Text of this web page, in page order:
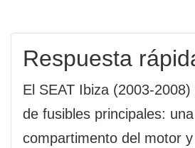
Respuesta
El SEAT Ibiza (2003-
de fusibles principales: una
compartimento del motor